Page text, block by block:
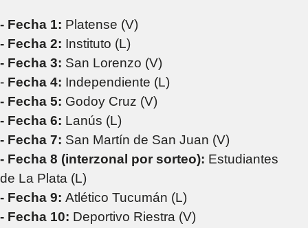
- Fecha 1: Platense (V)
- Fecha 2: Instituto (L)
- Fecha 3: San Lorenzo (V)
- Fecha 4: Independiente (L)
- Fecha 5: Godoy Cruz (V)
- Fecha 6: Lanús (L)
- Fecha 7: San Martín de San Juan (V)
- Fecha 8 (interzonal por sorteo): Estudiantes
de La Plata (L)
- Fecha 9: Atlético Tucumán (L)
- Fecha 10: Deportivo Riestra (V)